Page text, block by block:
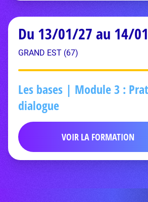
Du 13/01/27 au 14/
GRAND EST (67)
Les bases | Module 3 :
dialogue
VOIR LA FORMATION